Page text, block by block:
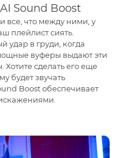
Sound Boost
что между ними, у
плейлист сиять.
удар в груди, когда
вуферы выдают эти
сделать его еще
будет звучать
Boost обеспечивает